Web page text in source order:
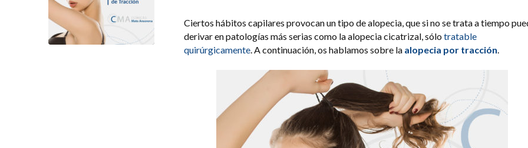
Ciertos hábitos capilares provocan un tipo de alopecia, que si no se trata a tiempo
derivar en patologías más serias como la alopecia cicatrizal, sólotratable
quirúrgicamente . A continuación, os hablamos sobre la alopecia por tracción